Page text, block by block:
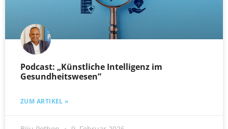
Podcast: „Künstliche Intelligenz im
Gesundheitswesen”
ZUM ARTIKEL »